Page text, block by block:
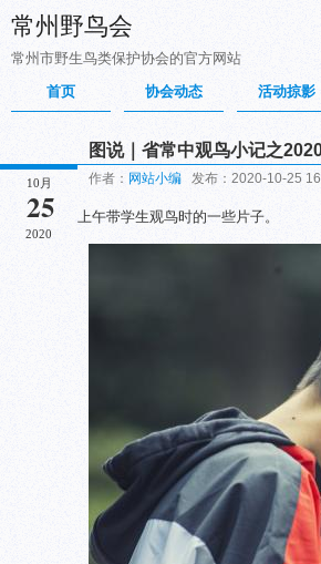
常州野鸟会
常州市野生鸟类保护协会的官方网站
首页
协会动态 活动掠影
10月
25
2020
图说｜省常中观鸟小记之
作者： 网站小编 发布：2020-10-25
上午带学生观鸟时的一些片子。